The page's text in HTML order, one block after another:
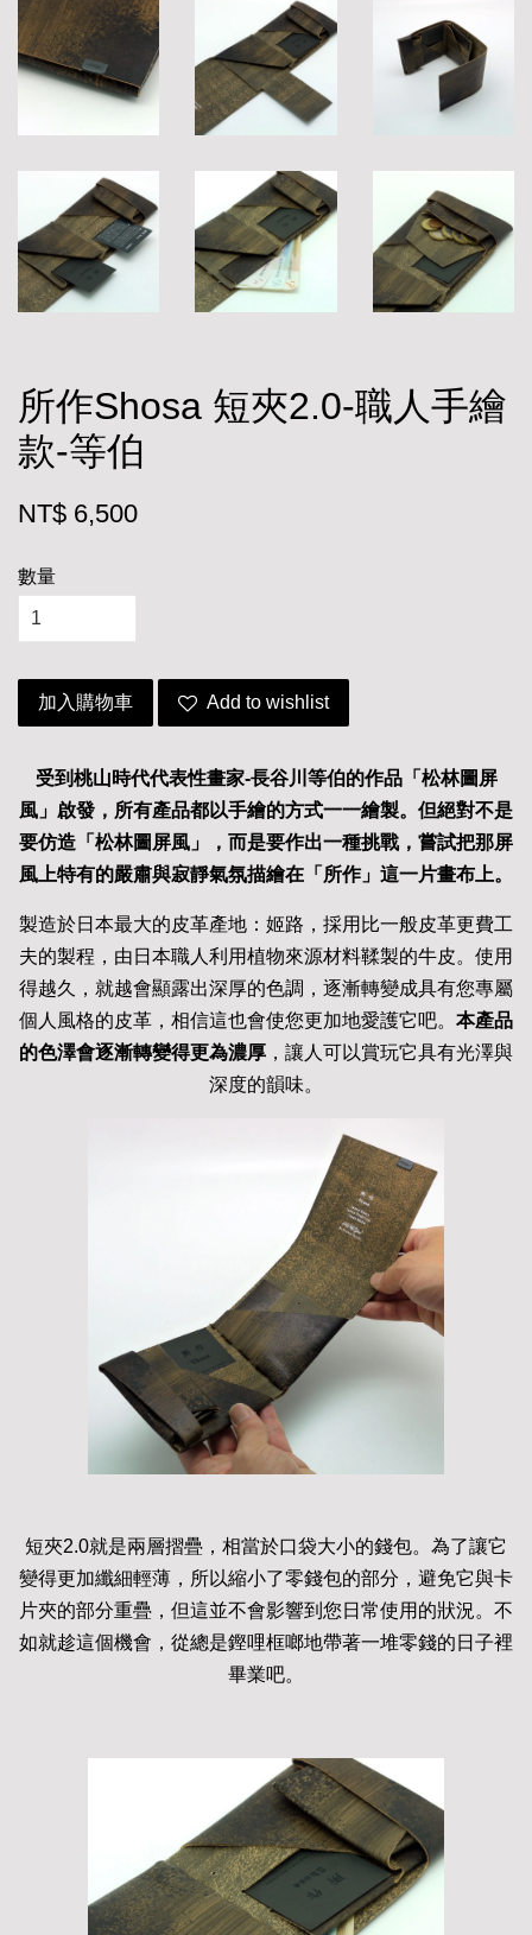
所作Shosa 短夾2.0-職人手繪
款-等伯
NT$ 6,500
數量
加入購物車 Add to wishlist
受到桃山時代代表性畫家-長谷川等伯的作品「松林圖屏
風」啟發，所有產品都以手繪的方式一一繪製。但絕對不是
要仿造「松林圖屏風」，而是要作出一種挑戰，嘗試把那屏
風上特有的嚴肅與寂靜氣氛描繪在「所作」這一片畫布上。
製造於日本最大的皮革產地：姬路，採用比一般皮革更費工
夫的製程，由日本職人利用植物來源材料鞣製的牛皮。使用
得越久，就越會顯露出深厚的色調，逐漸轉變成具有您專屬
個人風格的皮革，相信這也會使您更加地愛護它吧。 本產品
的色澤會逐漸轉變得更為濃厚 ，讓人可以賞玩它具有光澤與
深度的韻味。
短夾2.0就是兩層摺疊，相當於口袋大小的錢包。為了讓它
變得更加纖細輕薄，所以縮小了零錢包的部分，避免它與卡
片夾的部分重疊，但這並不會影響到您日常使用的狀況。不
如就趁這個機會，從總是鏗哩框啷地帶著一堆零錢的日子裡
畢業吧。